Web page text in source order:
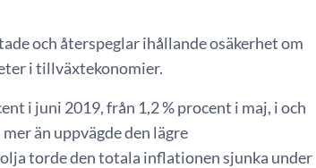
och återspeglar ihållande osäkerhet om
i tillväxtekonomier.
i juni 2019, från 1,2 % procent i maj, i och
än uppvägde den lägre
torde den totala inflationen sjunka under